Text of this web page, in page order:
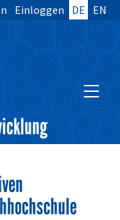
Einloggen DE EN